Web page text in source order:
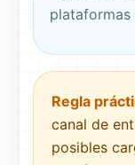
plataformas
Regla
canal de
posibles